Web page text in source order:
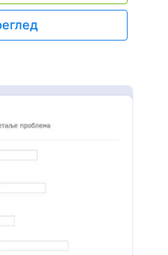
о проблему.
и да отпреме снимак
овај Образац за